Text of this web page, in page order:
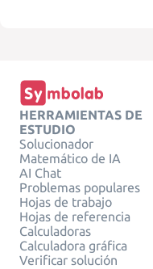
HERRAMIENTAS DE
ESTUDIO
Solucionador
Matemático de IA
AI Chat
Problemas populares
Hojas de trabajo
Hojas de referencia
Calculadoras
Calculadora gráfica
Verificar solución